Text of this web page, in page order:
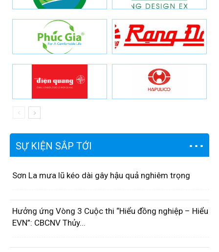
SỰ KIỆN SẮP TỚI
Sơn La mưa lũ kéo dài gây hậu quả nghiêm trọng
Hưởng ứng Vòng 3 Cuộc thi “Hiểu đồng nghiệp – Hiểu
EVN”: CBCNV Thủy...